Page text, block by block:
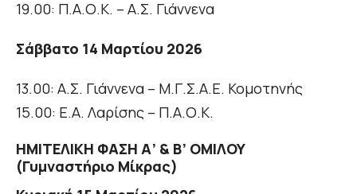
19.00: Π.Α.Ο.Κ. – Α.Σ. Γιάννενα
Σάββατο 14 Μαρτίου 2026
13.00: Α.Σ. Γιάννενα – Μ.Γ.Σ.Α.Ε. Κομοτηνής
15.00: Ε.Α. Λαρίσης – Π.Α.Ο.Κ.
ΗΜΙΤΕΛΙΚΗ ΦΑΣΗ Α’ & Β’ ΟΜΙΛΟΥ
(Γυμναστήριο Μίκρας)